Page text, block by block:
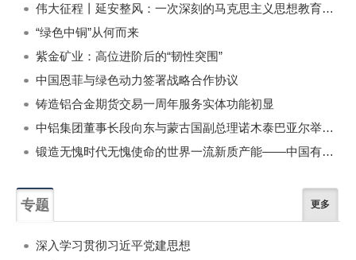
伟大征程丨延安整风：一次深刻的马克思主义思想教育运动
“绿色中铜”从何而来
紫金矿业：高位进阶后的“韧性突围”
中国恩菲与绿色动力签署战略合作协议
铸造铝合金期货交易一周年服务实体功能初显
中铝集团董事长段向东与蒙古国副总理诺木泰巴亚尔举行会谈
锻造无愧时代无愧使命的世界一流新质产能——中国有色金属工业的战略应对与破局之道（二）
专题 更多
深入学习贯彻习近平党建思想